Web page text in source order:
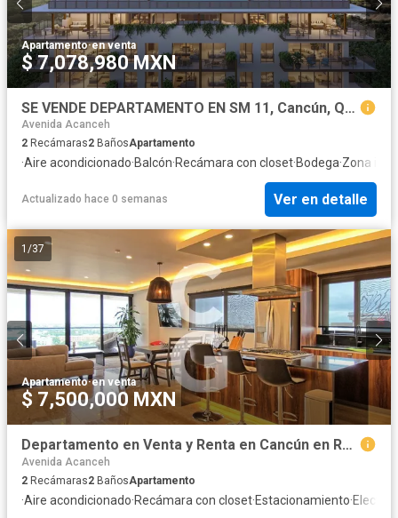
Apartamento·en venta
$ 7,078,980 MXN
SE VENDE DEPARTAMENTO EN SM 11, Cancún, Quintana Roo, México
Avenida Acanceh
2 Recámaras2 BañosApartamento
·Aire acondicionado·Balcón·Recámara con closet·Bodega·Zona
Actualizado hace 0 semanas Ver en detalle
1 /37
Apartamento·en venta
$ 7,500,000 MXN
Departamento en Venta y Renta en Cancún en Residencial Arkana con 2 Recámaras
Avenida Acanceh
2 Recámaras2 BañosApartamento
·Aire acondicionado·Recámara con closet·Estacionamiento·